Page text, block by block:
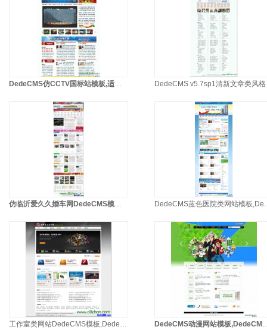
DedeCMS仿CCTV国标站模板,适合新闻站、行业网站,非完整版
仿临沂爱久久婚车网DedeCMS模板，DedeCMS门户行业站模板 DedeCMS蓝色
工作室类网站DedeCMS模板,DedeCMS企业产品展示类模板 DedeCMS动漫网站模